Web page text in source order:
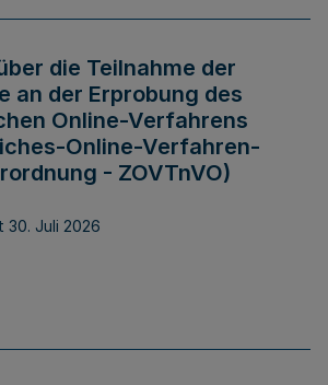
die Teilnahme der
an der Erprobung des
Online-Verfahrens
Online-Verfahren-
- ZOVTnVO)
30. Juli 2026